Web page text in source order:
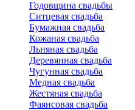
Годовщина свадьбы
Ситцевая свадьба
Бумажная свадьба
Кожаная свадьба
Льняная свадьба
Деревянная свадьба
Чугунная свадьба
Медная свадьба
Жестяная свадьба
Фаянсовая свадьба